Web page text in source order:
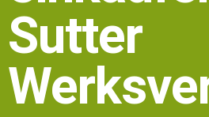
Sutter